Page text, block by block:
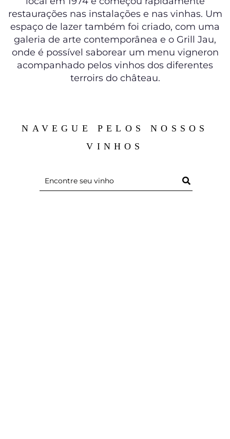
restaurações nas instalações e nas vinhas. Um
espaço de lazer também foi criado, com uma
galeria de arte contemporânea e o Grill Jau,
onde é possível saborear um menu vigneron
acompanhado pelos vinhos dos diferentes
terroirs do château.
NAVEGUE PELOS NOSSOS
VINHOS